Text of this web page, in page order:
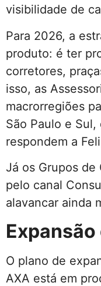
visibilidade de
Para 2026, a
produto: é ter
corretores,
isso, as
macrorregiões
São Paulo e
respondem a
Já os Grupos
pelo canal
alavancar ainda
O plano de
AXA está em